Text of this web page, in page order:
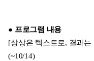
● 프로그램 내용
[상상은 텍스트로, 결과
(~10/14)